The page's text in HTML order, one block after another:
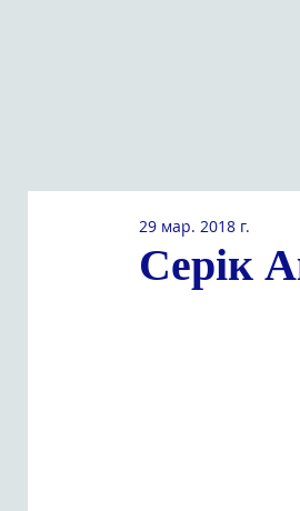
Серік
29 мар. 2018 г.